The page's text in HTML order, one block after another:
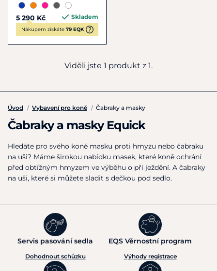
5 290 Kč Skladem
Nákupem získáte 79 EQK
Viděli jste 1 produkt z 1.
Úvod / Vybavení pro koně / Čabraky a masky
Čabraky a masky Equick
Hledáte pro svého koně masku proti hmyzu nebo čabraku
na uši? Máme širokou nabídku masek, které koně ochrání
před obtížným hmyzem ve výběhu o při ježdění. A čabraky
na uši, které si můžete sladit s dečkou pod sedlo.
Servis pasování sedla
Dohodnout schůzku
EQS Věrnostní program
Výhody registrace